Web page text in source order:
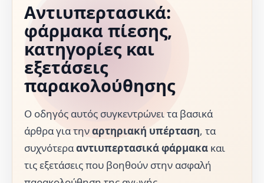
Αντιυπερτασικά:
φάρμακα πίεσης,
κατηγορίες και
εξετάσεις
παρακολούθησης
Ο οδηγός αυτός συγκεντρώνει τα βασικά
άρθρα για τηναρτηριακή υπέρταση, τα
συχνότερααντιυπερτασικά φάρμακα και
τις εξετάσεις που βοηθούν στην ασφαλή